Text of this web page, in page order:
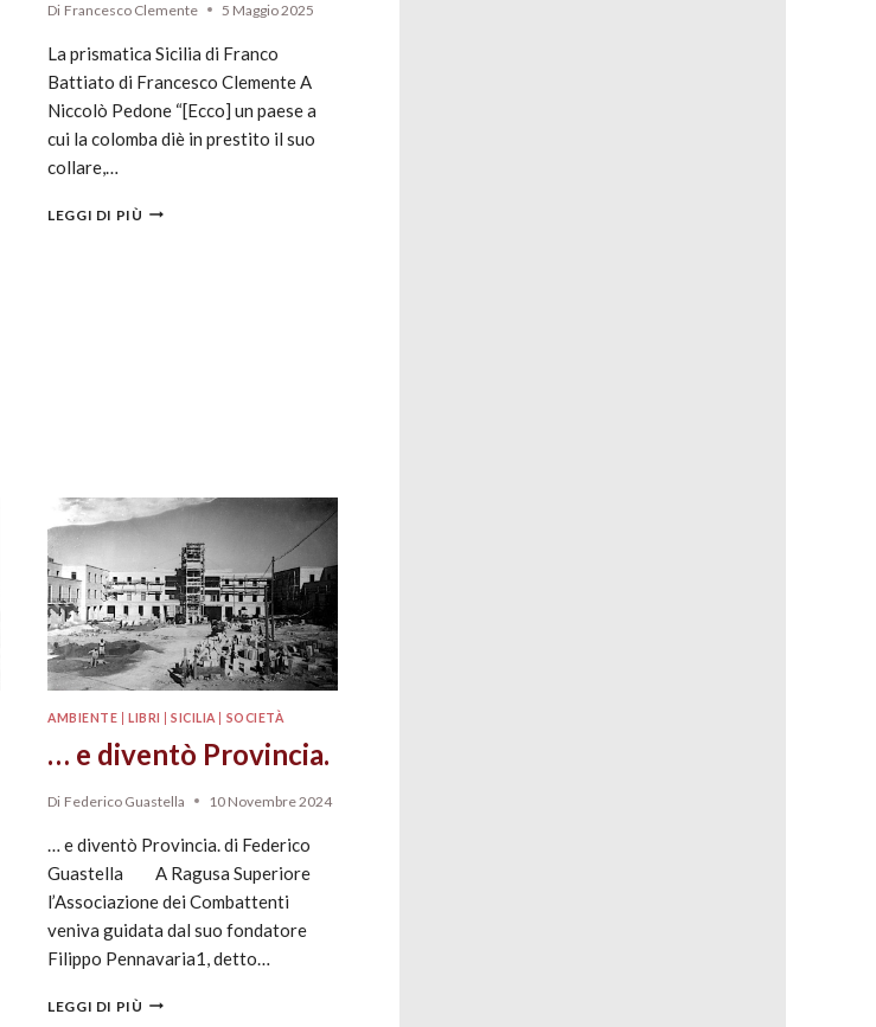
Di Francesco Clemente 5 Maggio 2025
La prismatica Sicilia di Franco
Battiato di Francesco Clemente A
Niccolò Pedone “[Ecco] un paese a
cui la colomba diè in prestito il suo
collare,…
LEGGI DI PIÙ
AMBIENTE |LIBRI |SICILIA SOCIETÀ
… e diventò Provincia.
Di Federico Guastella 10 Novembre 2024
… e diventò Provincia. di Federico
Guastella A Ragusa Superiore
l’Associazione dei Combattenti
veniva guidata dal suo fondatore
Filippo Pennavaria1, detto…
LEGGI DI PIÙ